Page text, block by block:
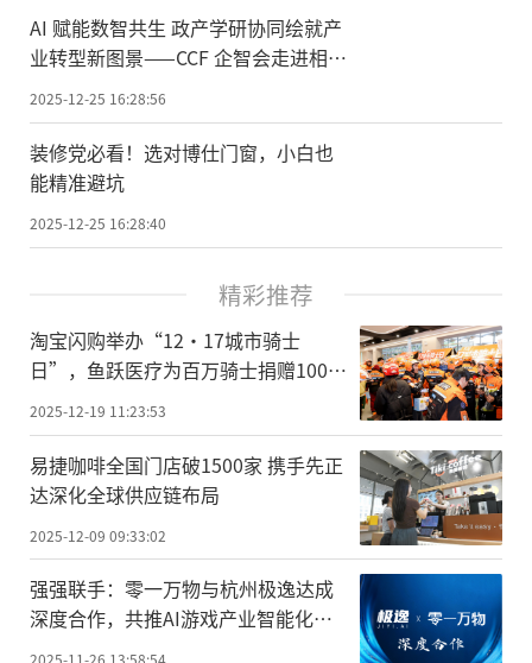
AI 赋能数智共生 政产学研协同绘就产
业转型新图景——CCF 企智会走进相城
人工智能产业园活动成功举办
2025-12-25 16:28:56
装修党必看！选对博仕门窗，小白也
能精准避坑
2025-12-25 16:28:40
精彩推荐
淘宝闪购举办“12·17城市骑士
日”，鱼跃医疗为百万骑士捐赠100万
2025-12-19 11:23:53
易捷咖啡全国门店破1500家 携手先正
达深化全球供应链布局
2025-12-09 09:33:02
强强联手：零一万物与杭州极逸达成
深度合作，共推AI游戏产业智能化升
级